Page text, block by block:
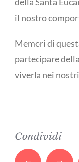
il nostro
Memori di
partecipare
viverla nei
Condividi